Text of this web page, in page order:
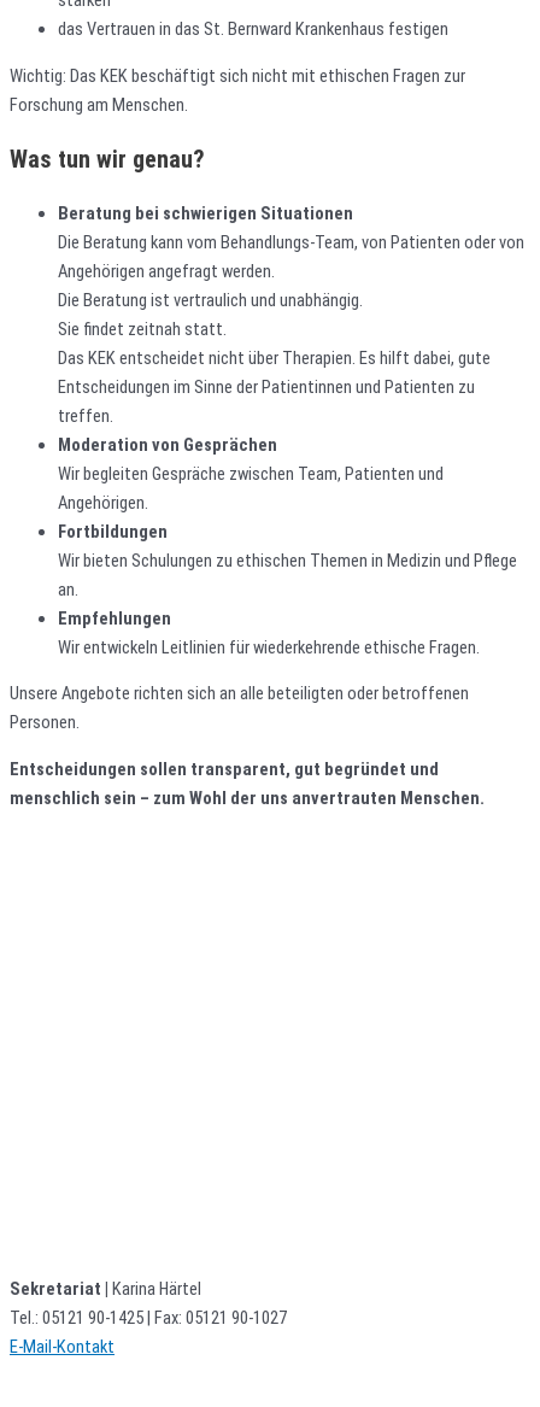
das Vertrauen in das St. Bernward Krankenhaus festigen
Wichtig: Das KEK beschäftigt sich nicht mit ethischen Fragen zur
Forschung am Menschen.
Was tun wir genau?
Beratung bei schwierigen Situationen
Die Beratung kann vom Behandlungs-Team, von Patienten oder von
Angehörigen angefragt werden.
Die Beratung ist vertraulich und unabhängig.
Sie findet zeitnah statt.
Das KEK entscheidet nicht über Therapien. Es hilft dabei, gute
Entscheidungen im Sinne der Patientinnen und Patienten zu
treffen.
Moderation von Gesprächen
Wir begleiten Gespräche zwischen Team, Patienten und
Angehörigen.
Fortbildungen
Wir bieten Schulungen zu ethischen Themen in Medizin und Pflege
an.
Empfehlungen
Wir entwickeln Leitlinien für wiederkehrende ethische Fragen.
Unsere Angebote richten sich an alle beteiligten oder betroffenen
Personen.
Entscheidungen sollen transparent, gut begründet und
menschlich sein – zum Wohl der uns anvertrauten Menschen.
Sekretariat | Karina Härtel
Tel.: 05121 90-1425 | Fax: 05121 90-1027
E-Mail-Kontakt